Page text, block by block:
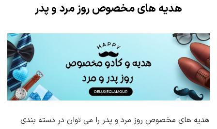
هدیه های مخصوص روز مرد و پدر
هدیه های مخصوص روز مرد و پدر را می توان در دسته بندی